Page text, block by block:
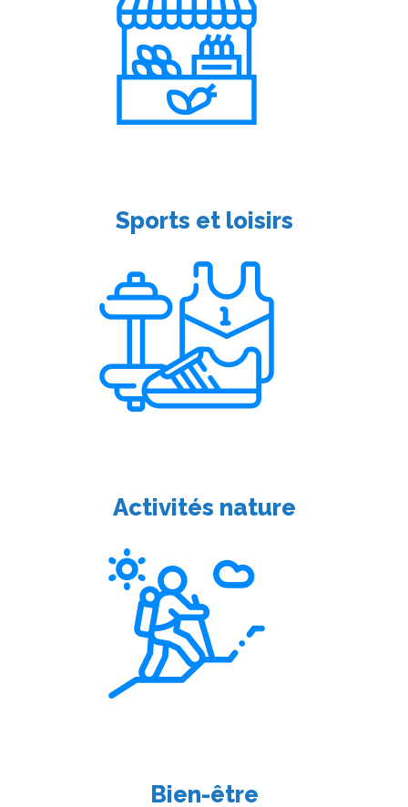
Sports et loisirs
Activités nature
Bien-être